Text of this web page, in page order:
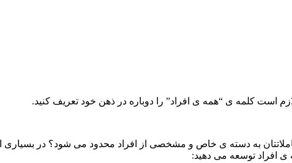
است کلمه ی “همه ی افراد” را دوباره در ذهن خود تعریف کنید.
تعاملاتتان به دسته ی خاص و مشخصی از افراد محدود می شود؟ در
ی افراد توسعه می دهید: